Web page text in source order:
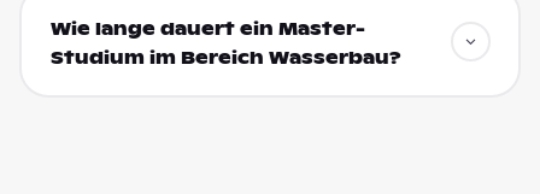
Wie lange dauert ein Master-
Studium im Bereich Wasserbau?